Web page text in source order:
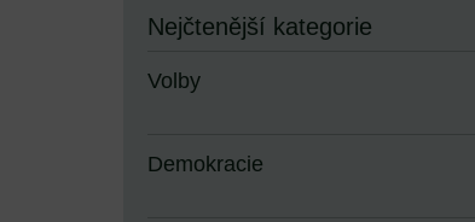
Nejčtenější kategorie
Volby
Demokracie